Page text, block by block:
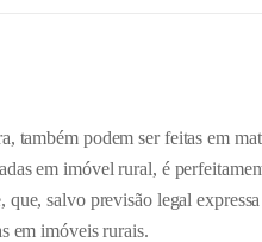
também podem ser feitas em
em imóvel rural, é
salvo previsão legal
em imóveis rurais.